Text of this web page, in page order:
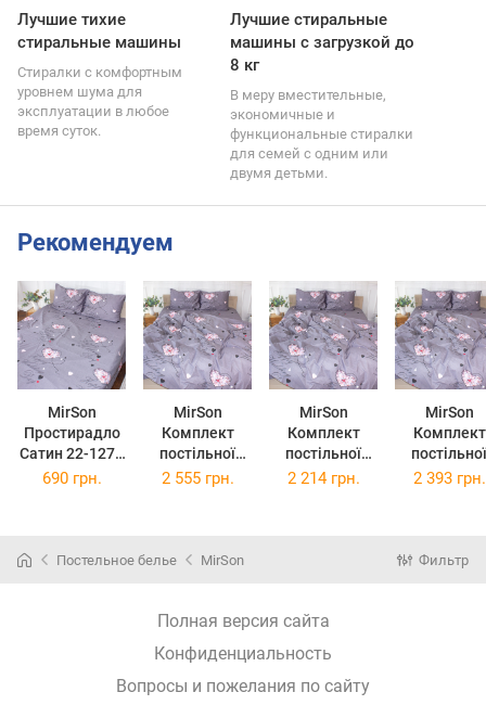
Лучшие тихие
стиральные машины
Стиралки с комфортным
уровнем шума для
эксплуатации в любое
время суток.
Лучшие стиральные
машины с загрузкой до
8 кг
В меру вместительные,
экономичные и
функциональные стиралки
для семей с одним или
двумя детьми.
Рекомендуем
MirSon
Простирадло
Сатин 22-1277
Happy day
MirSon
Комплект
постільної
білизни Сатин
MirSon
Комплект
постільної
білизни Сатин
MirSon
Комплект
постільної
білизни Сатин
690 грн. 2 555 грн. 2 214 грн. 2 393 грн.
Постельное белье MirSon Фильтр
Полная версия сайта
Конфиденциальность
Вопросы и пожелания по сайту